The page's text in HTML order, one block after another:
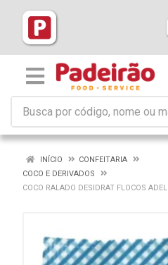
INÍCIO
CONFEITARIA
COCO E DERIVADOS
COCO RALADO DESIDRAT FLOCOS